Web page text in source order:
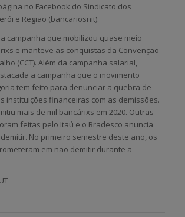
no Facebook do Sindicato dos
e Região (bancariosnit).
campanha que mobilizou quase meio
e manteve as conquistas da Convenção
(CCT). Além da campanha salarial,
a campanha que o movimento
tem feito para denunciar a quebra de
instituições financeiras com as demissões.
mais de mil bancárixs em 2020. Outras
feitas pelo Itaú e o Bradesco anuncia
No primeiro semestre deste ano, os
em não demitir durante a